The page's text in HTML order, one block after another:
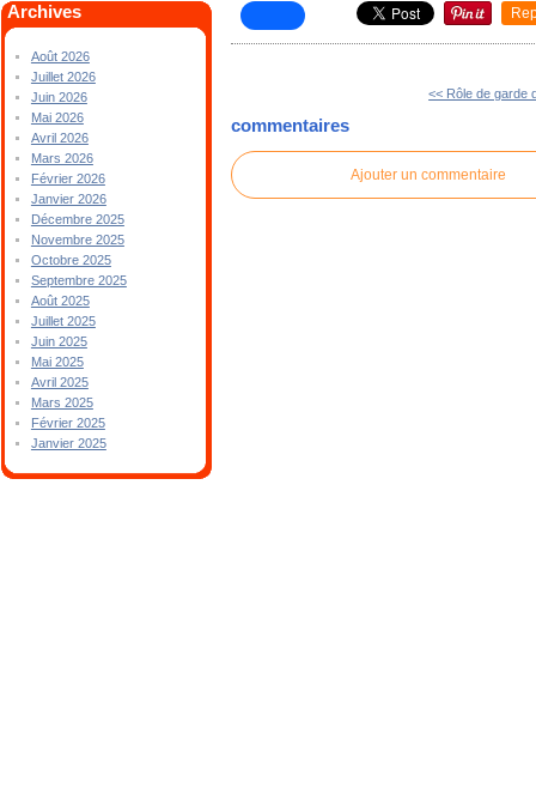
Archives
Août 2026
Juillet 2026
Juin 2026
Mai 2026
Avril 2026
Mars 2026
Février 2026
Janvier 2026
Décembre 2025
Novembre 2025
Octobre 2025
Septembre 2025
Août 2025
Juillet 2025
Juin 2025
Mai 2025
Avril 2025
Mars 2025
Février 2025
Janvier 2025
<< Rôle de garde
commentaires
Ajouter un commentaire